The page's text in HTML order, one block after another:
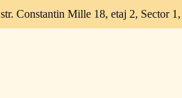
str. Constantin Mille 18, etaj 2, Sector